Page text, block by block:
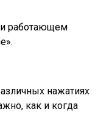
работающем
нажатиях
как и когда